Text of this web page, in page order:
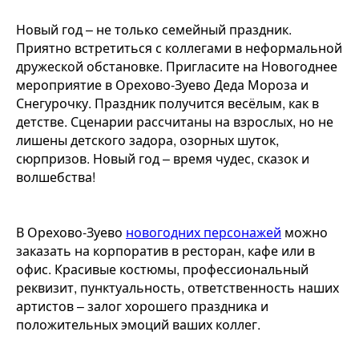
Новый год – не только семейный праздник.
Приятно встретиться с коллегами в неформальной
дружеской обстановке. Пригласите на Новогоднее
мероприятие в Орехово-Зуево Деда Мороза и
Снегурочку. Праздник получится весёлым, как в
детстве. Сценарии рассчитаны на взрослых, но не
лишены детского задора, озорных шуток,
сюрпризов. Новый год – время чудес, сказок и
волшебства!
В Орехово-Зуево новогодних персонажей можно
заказать на корпоратив в ресторан, кафе или в
офис. Красивые костюмы, профессиональный
реквизит, пунктуальность, ответственность наших
артистов – залог хорошего праздника и
положительных эмоций ваших коллег.